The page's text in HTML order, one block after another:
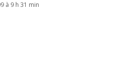
à 9 h 31 min